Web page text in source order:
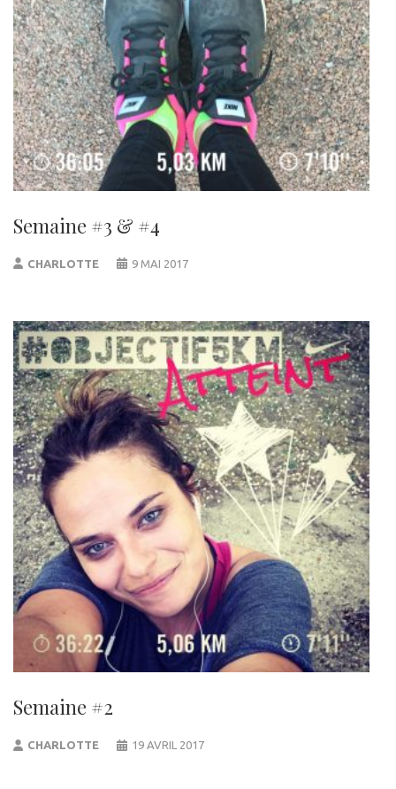
Semaine #3 & #4
CHARLOTTE 9 MAI 2017
Semaine #2
CHARLOTTE 19 AVRIL 2017